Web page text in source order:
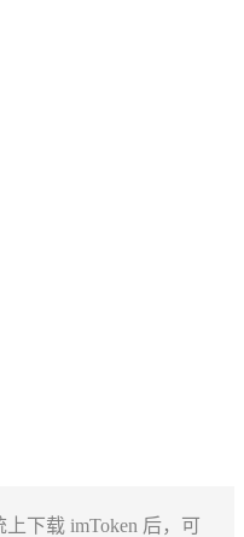
下载 imToken 后，可